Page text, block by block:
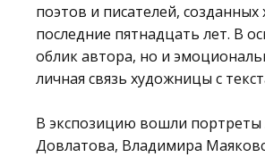
поэтов и писателей,
последние пятнадцать лет. В
облик автора, но и
личная связь художницы с
В экспозицию вошли портреты
Довлатова, Владимира